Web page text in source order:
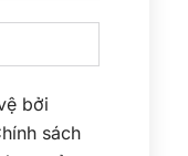
bởi
sách